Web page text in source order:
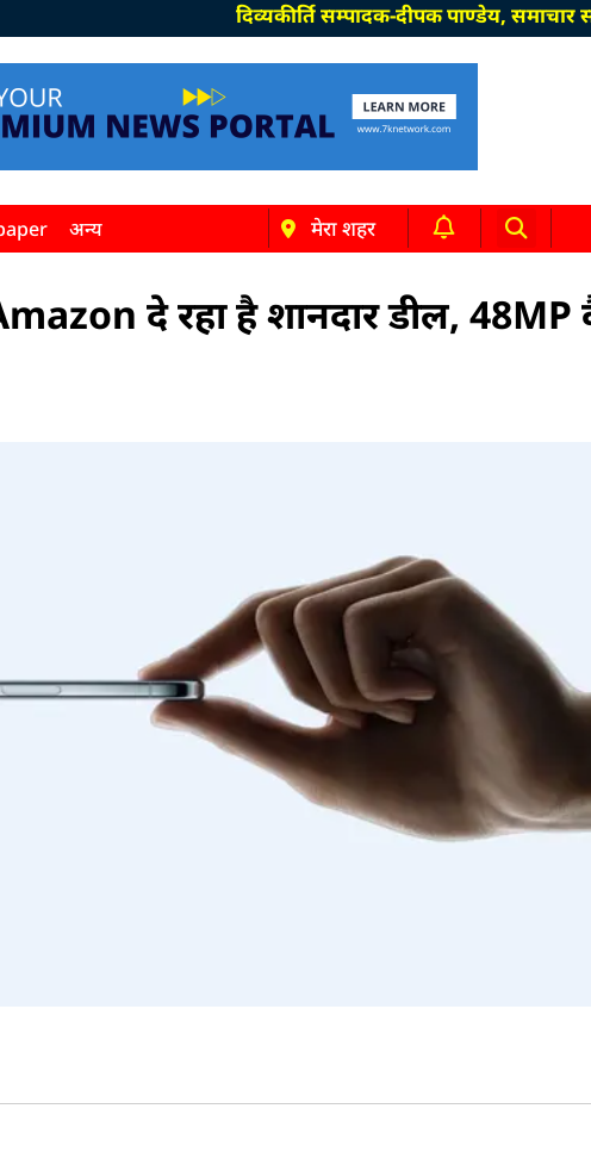
दिव्यकीर्ति सम्पादक-दीपक पाण्डेय, समाचार
अन्य मेरा शहर
दे रहा है शानदार डील, 48MP